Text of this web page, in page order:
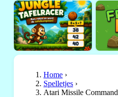
Home ›
Spelletjes ›
Atari Missile Command